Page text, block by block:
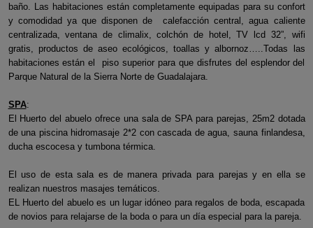
baño. Las habitaciones están completamente equipadas para su confort
y comodidad ya que disponen de calefacción central, agua caliente
centralizada, ventana de climalix, colchón de hotel, TV lcd 32”, wifi
gratis, productos de aseo ecológicos, toallas y albornoz…..Todas las
habitaciones están el piso superior para que disfrutes del esplendor del
Parque Natural de la Sierra Norte de Guadalajara.
SPA:
El Huerto del abuelo ofrece una sala de SPA para parejas, 25m2 dotada
de una piscina hidromasaje 2*2 con cascada de agua, sauna finlandesa,
ducha escocesa y tumbona térmica.
El uso de esta sala es de manera privada para parejas y en ella se
realizan nuestros masajes temáticos.
EL Huerto del abuelo es un lugar idóneo para regalos de boda, escapada
de novios para relajarse de la boda o para un día especial para la pareja.